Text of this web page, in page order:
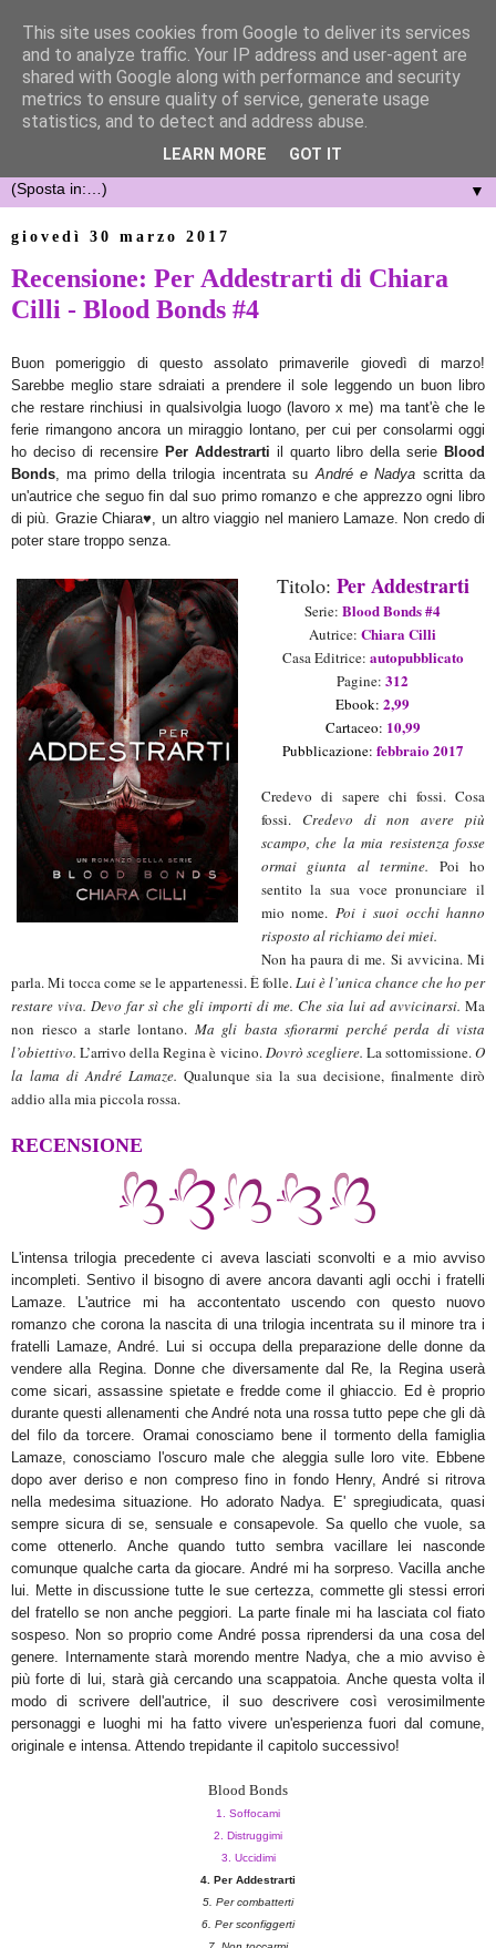
▼
giovedì 30 marzo 2017
Recensione: Per Addestrarti di Chiara
Cilli - Blood Bonds #4
Buon pomeriggio di questo assolato primaverile giovedì di marzo!
Sarebbe meglio stare sdraiati a prendere il sole leggendo un buon libro
che restarerinchiusi in qualsivolgia luogo(lavoro x me) ma tant'è chele
ferie rimangono ancora un miraggio lontano, per cui per consolarmi oggi
ho deciso di recensire Per Addestrarti il quarto libro della serie Blood
Bonds , ma primo della trilogia incentrata su André e Nadya scritta da
un'autrice che seguofin dal suo primo romanzo e che apprezzoogni libro
di più. Grazie Chiara♥, un altro viaggio nel maniero Lamaze. Non credo di
poter stare troppo senza.
Titolo: Per Addestrarti
Serie: Blood Bonds #4
Autrice:Chiara Cilli
Casa Editrice: autopubblicato
Pagine:312
Ebook: 2,99
Cartaceo: 10,99
Pubblicazione: febbraio 2017
Credevo di sapere chi fossi. Cosa
fossi.
Credevo di non avere più
scampo, che la mia resistenza fosse
ormai giunta al termine.
Poi ho
sentito la sua voce pronunciare il
mio nome. Poi i suoi occhi hanno
risposto al richiamo dei miei.
Non ha paura di me. Si avvicina. Mi
parla. Mi tocca come se le appartenessi. È folle. Lui è l’unica chance che ho per
restare viva. Devo far sì che gli importi di me. Che sia lui ad avvicinarsi. Ma
non riesco a starle lontano. Ma gli basta sfiorarmi perché perda di vista
l’obiettivo. L’arrivo della Regina è vicino. Dovrò scegliere. La sottomissione. O
la lama di André Lamaze. Qualunque sia la sua decisione, finalmente dirò
addio alla mia piccola rossa.
RECENSIONE
L'intensa trilogia precedente ci aveva lasciati sconvolti e a mio avviso
incompleti. Sentivo il bisogno di avere ancora davanti agli occhi i fratelli
Lamaze. L'autrice mi ha accontentato uscendo con questo nuovo
romanzo che corona la nascita di una trilogia incentrata su il minore tra i
fratelli Lamaze, André. Lui si occupa della preparazione delle donne da
vendere alla Regina. Donne che diversamente dal Re, la Regina userà
come sicari, assassine spietate e fredde come il ghiaccio. Ed è proprio
durante questi allenamenti che André nota una rossa tutto pepe che gli dà
del filo da torcere. Oramai conosciamo bene il tormento della famiglia
Lamaze, conosciamo l'oscuro male che aleggia sulle loro vite. Ebbene
dopo aver deriso e non compreso fino in fondo Henry, André si ritrova
nella medesima situazione. Ho adorato Nadya. E' spregiudicata, quasi
sempre sicura di se, sensuale e consapevole. Sa quello che vuole, sa
come ottenerlo. Anche quando tutto sembra vacillare lei nasconde
comunque qualche carta da giocare. André mi ha sorpreso. Vacilla anche
lui. Mette in discussione tutte le sue certezza, commette gli stessi errori
del fratello se non anche peggiori. La parte finale mi ha lasciata col fiato
sospeso. Non so proprio come André possa riprendersi da una cosa del
genere. Internamente starà morendo mentre Nadya, che a mio avviso è
più forte di lui, starà già cercando una scappatoia. Anche questa volta il
modo di scrivere dell'autrice, il suo descrivere così verosimilmente
personaggi e luoghi mi ha fatto vivere un'esperienza fuori dal comune,
originale e intensa. Attendo trepidante il capitolo successivo!
Blood Bonds
1. Soffocami
2. Distruggimi
3. Uccidimi
4. Per Addestrarti
5. Per combatterti
6. Per sconfiggerti
This site uses cookies from Google to deliver its services
and to analyze traffic. Your IP address and user-agent are
shared with Google along with performance and security
metrics to ensure quality of service, generate usage
statistics, and to detect and address abuse.
LEARN MORE GOT IT